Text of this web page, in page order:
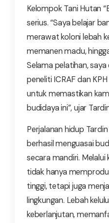
Kelompok Tani Hutan
serius. “Saya belajar
merawat koloni lebah
memanen madu,
Selama pelatihan,
peneliti ICRAF dan
untuk memastikan
budidaya ini”, ujar
Perjalanan hidup
berhasil menguasai
secara mandiri. Melalui
tidak hanya
tinggi, tetapi juga
lingkungan. Lebah
keberlanjutan,